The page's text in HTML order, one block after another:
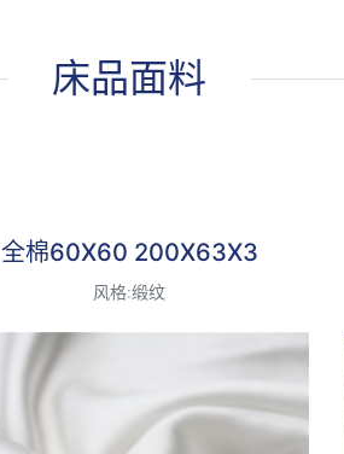
床品面料
全棉60X60 200X63X3
风格:缎纹